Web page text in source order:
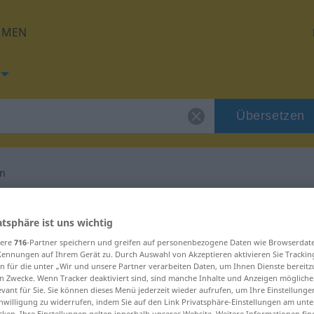
Übersetzen
für "erschließen"
ist uns wichtig
716-Partner speichern und greifen auf personenbezogene Daten wie
auf Ihrem Gerät zu. Durch Auswahl von Akzeptieren aktivieren Sie
für die unter „Wir und unsere Partner verarbeiten Daten, um Ihnen Dienste
Zwecke. Wenn Tracker deaktiviert sind, sind manche Inhalte und Anzeigen
für Sie. Sie können dieses Menü jederzeit wieder aufrufen, um Ihre
zu widerrufen, indem Sie auf den Link Privatsphäre-Einstellungen am